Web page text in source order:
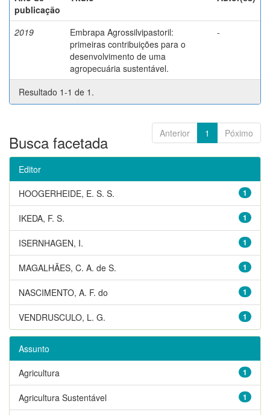
publicação
2019
Embrapa Agrossilvipastoril:
primeiras contribuições para o
desenvolvimento de uma
agropecuária sustentável.
-
Resultado 1-1 de 1.
Anterior 1 Póximo
Busca facetada
Editor
1
HOOGERHEIDE, E. S. S.
1
IKEDA, F. S.
1
ISERNHAGEN, I.
1
MAGALHÃES, C. A. de S.
1
NASCIMENTO, A. F. do
1
VENDRUSCULO, L. G.
Assunto
1
Agricultura
1
Agricultura Sustentável